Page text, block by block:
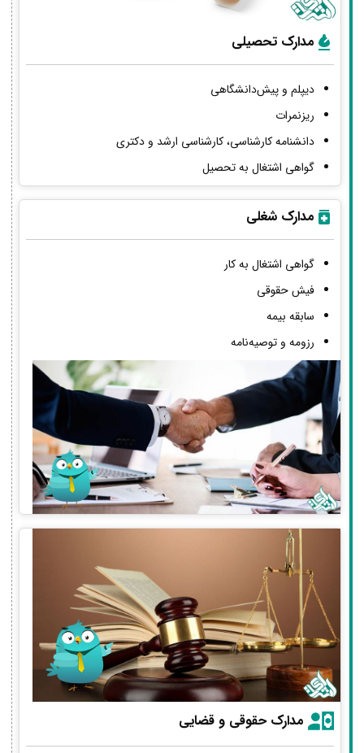
مدارک تحصیلی
دیپلم و پیش‌دانشگاهی
ریزنمرات
دانشنامه کارشناسی، کارشناسی ارشد و دکتری
گواهی اشتغال به تحصیل
مدارک شغلی
گواهی اشتغال به کار
فیش حقوقی
سابقه بیمه
رزومه و توصیه‌نامه
مدارک حقوقی و قضایی